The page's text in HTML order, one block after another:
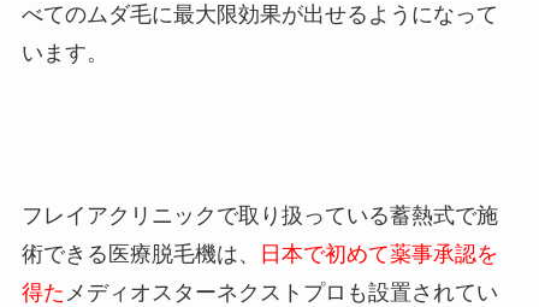
べてのムダ毛に最大限効果が出せるようになって
います。
フレイアクリニックで取り扱っている蓄熱式で施
術できる医療脱毛機は、
日本で初めて薬事承認を
得た メディオスターネクストプロも設置されてい